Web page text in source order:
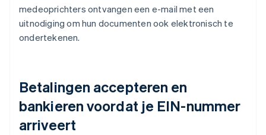
medeoprichters ontvangen een e-mail met een
uitnodiging om hun documenten ook elektronisch te
ondertekenen.
Betalingen accepteren en
bankieren voordat je EIN-nummer
arriveert